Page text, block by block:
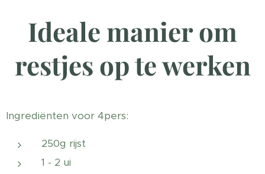
Ideale manier om
restjes op te werken
Ingrediënten voor 4pers:
250g rijst
1 - 2 ui